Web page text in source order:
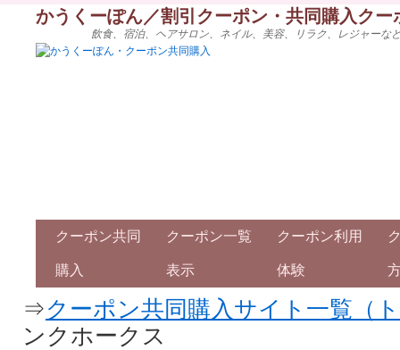
かうくーぽん／割引クーポン・共同購入ク
飲食、宿泊、ヘアサロン、ネイル、美容、リラク、レジャー
クーポン共同
購入
クーポン一覧
表示
クーポン利用
体験
⇒クーポン共同購入サイト一覧（
ンクホークス